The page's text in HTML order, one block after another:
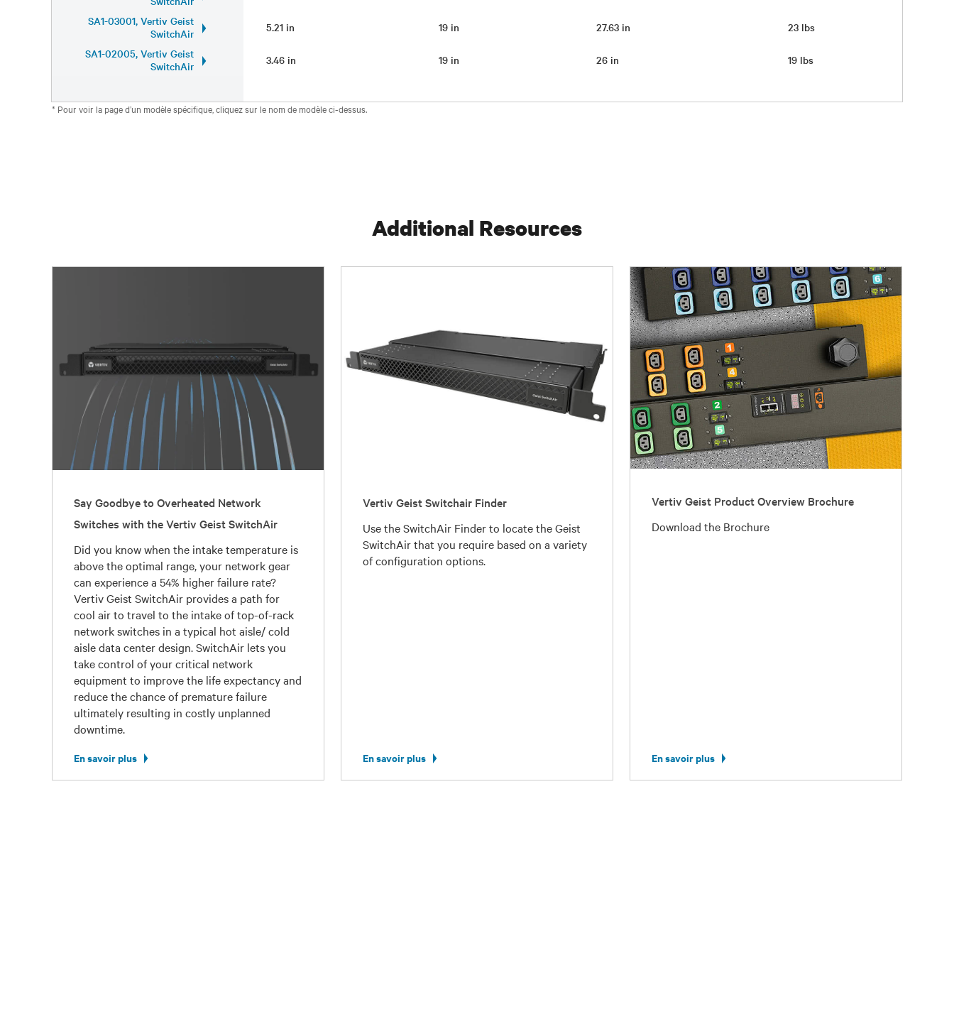
SA1-03001, Vertiv Geist
SwitchAir
5.21 in 19 in 27.63 in
23 lbs
SA1-02005, Vertiv Geist
SwitchAir
3.46 in 19 in 26 in 19 lbs
* Pour voir la page d’un modèle spécifique, cliquez sur le nom de modèle ci-dessus.
Additional Resources
Say Goodbye to Overheated Network
Switches with the Vertiv Geist SwitchAir
Did you know when the intake temperature is
above the optimal range, your network gear
can experience a 54% higher failure rate?
Vertiv Geist SwitchAir provides a path for
cool air to travel to the intake of top-of-rack
network switches in a typical hot aisle/ cold
aisle data center design. SwitchAir lets you
take control of your critical network
equipment to improve the life expectancy and
reduce the chance of premature failure
ultimately resulting in costly unplanned
downtime.
En savoir plus
Vertiv Geist Switchair Finder
Use the SwitchAir Finder to locate the Geist
SwitchAir that you require based on a variety
of configuration options.
En savoir plus
Vertiv Geist Product Overview Brochure
Download the Brochure
En savoir plus